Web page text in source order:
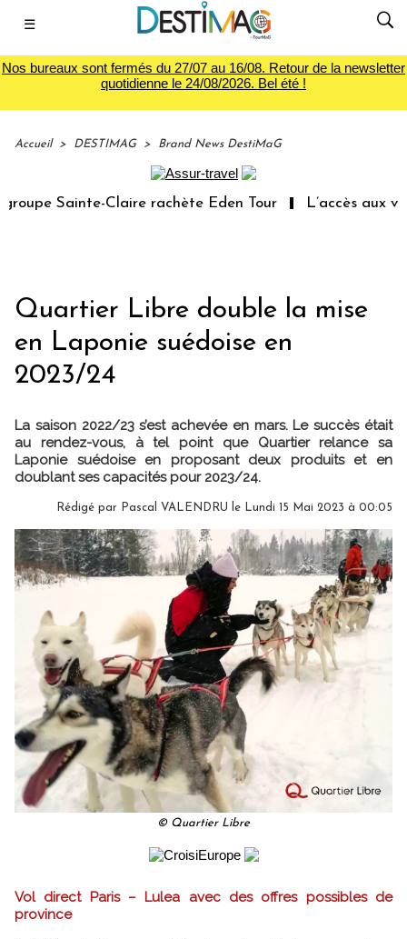
☰
Nos bureaux sont fermés du 27/07 au 16/08. Retour de la newsletter
quotidienne le 24/08/2026. Bel été !
Accueil > DESTIMAG > Brand News DestiMaG
Sainte-Claire rachète Eden Tour L’accès aux
Quartier Libre double la mise
en Laponie suédoise en
2023/24
La saison 2022/23 s’est achevée en mars. Le succès était
au rendez-vous, à tel point que Quartier relance sa
Laponie suédoise en proposant deux produits et en
doublant ses capacités pour 2023/24.
Rédigé par Pascal VALENDRU le Lundi 15 Mai 2023 à 00:05
© Quartier Libre
Vol direct Paris – Lulea avec des offres possibles de
province